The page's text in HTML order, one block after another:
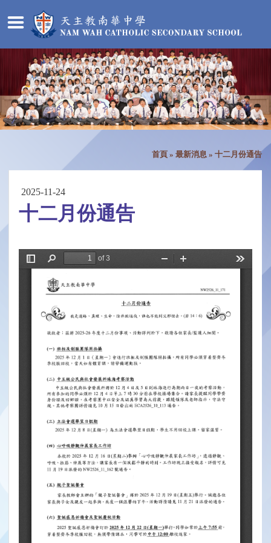
首頁 » 最新消息 » 十二月份通告
2025-11-24
十二月份通告